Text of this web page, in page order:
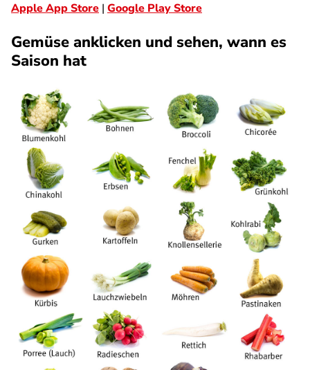
Apple App Store | Google Play Store
Gemüse anklicken und sehen, wann es
Saison hat